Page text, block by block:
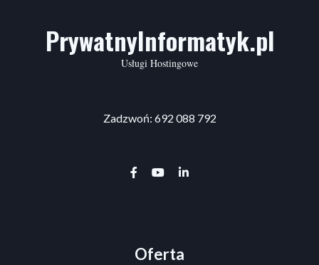
PrywatnyInformatyk.pl
Usługi Hostingowe
Zadzwoń: 692 088 792
facebook-f
youtube
linkedin-in
Oferta